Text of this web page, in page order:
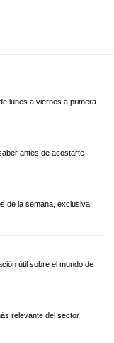
lunes a viernes a primera
antes de acostarte
de la semana, exclusiva
útil sobre el mundo de
relevante del sector